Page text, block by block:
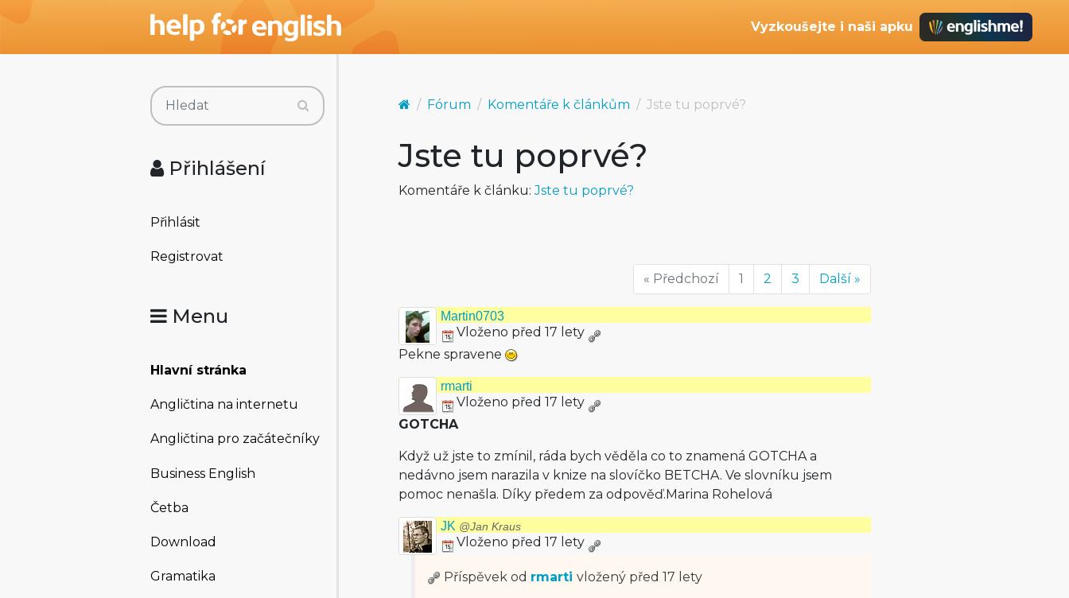
Vyzkoušejte i naši apku
Přihlášení
Přihlásit
Registrovat
Menu
Hlavní stránka
Angličtina na internetu
Angličtina pro začátečníky
Business English
Četba
Download
Gramatika
Fórum Komentáře k článkům Jste tu poprvé?
Jste tu poprvé?
Komentáře k článku:Jste tu poprvé?
« Předchozí 1 2 3 Další »
Martin0703
Vloženo před 17 lety
Pekne spravene
rmarti
Vloženo před 17 lety
GOTCHA
Když už jste to zmínil, ráda bych věděla co to znamená GOTCHA a
nedávno jsem narazila v knize na slovíčko BETCHA. Ve slovníku jsem
pomoc nenašla. Díky předem za odpověď.Marina Rohelová
JK @Jan Kraus
Vloženo před 17 lety
Příspěvek od rmarti vložený před 17 lety